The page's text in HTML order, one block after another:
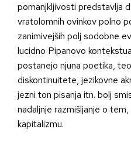
pomanjkljivosti predstavlja
vratolomnih ovinkov polno
zanimivejših polj sodobne
lucidno Pipanovo
postanejo njuna poetika,
diskontinuitete, jezikovne
jezni ton pisanja itn. bolj
nadaljnje razmišljanje o
kapitalizmu.